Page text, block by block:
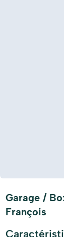
Garage /
François